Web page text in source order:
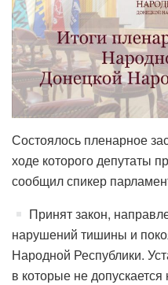
Состоялось пленарное
ходе которого депутаты
сообщил спикер
Принят закон,
нарушений тишины и
Народной Республики.
в которые не